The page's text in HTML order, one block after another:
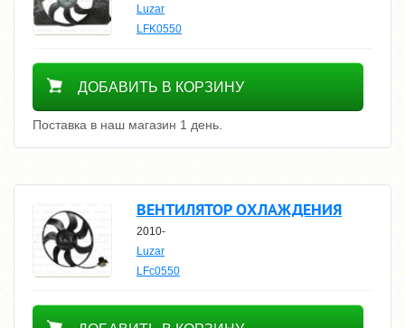
Luzar
LFK0550
8800
ДОБАВИТЬ В КОРЗИНУ
Поставка в наш магазин 1 день.
ВЕНТИЛЯТОР ОХЛАЖДЕНИЯ
2010-
Luzar
LFc0550
7000